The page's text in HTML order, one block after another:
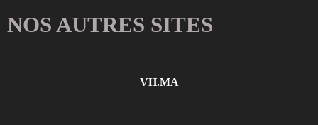
NOS AUTRES SITES
VH.MA